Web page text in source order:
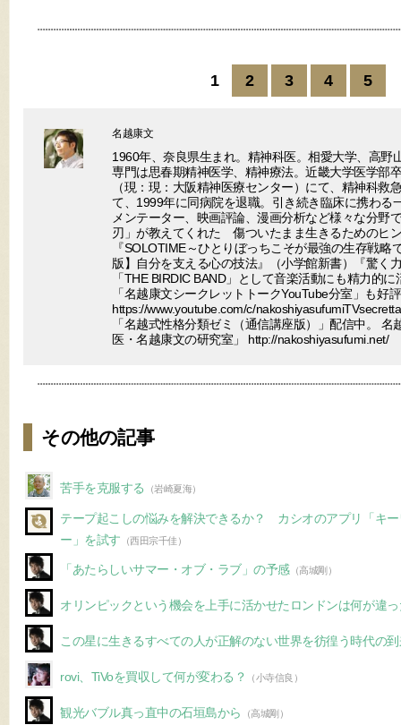
1 2 3 4 5
名越康文
1960年、奈良県生まれ。精神科医。相愛大学、高野
専門は思春期精神医学、精神療法。近畿大学医学部
（現：現：大阪精神医療センター）にて、精神科救
て、1999年に同病院を退職。引き続き臨床に携わる
メンテーター、映画評論、漫画分析など様々な分野
刃」が教えてくれた 傷ついたまま生きるためのヒ
『SOLOTIME～ひとりぼっちこそが最強の生存戦略
版】自分を支える心の技法』（小学館新書）『驚く
「THE BIRDIC BAND」として音楽活動にも精力的
「名越康文シークレットトークYouTube分室」も好
https://www.youtube.com/c/
「名越式性格分類ゼミ（通信講座版）」配信中。
医・名越康文の研究室」 http://nakoshiyasufumi.net/
その他の記事
苦手を克服する （岩崎夏海）
テープ起こしの悩みを解決できるか？ カシオのアプリ「キ
ー」を試す （西田宗千佳）
「あたらしいサマー・オブ・ラブ」の予感（高城剛）
オリンピックという機会を上手に活かせたロンドンは何が違
この星に生きるすべての人が正解のない世界を彷徨う時代の
rovi、TiVoを買収して何が変わる？ （小寺信良）
観光バブル真っ直中の石垣島から （高城剛）